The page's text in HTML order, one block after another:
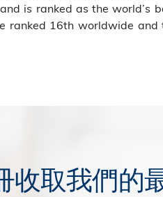
is ranked as the world’s
16th worldwide
收取我們的